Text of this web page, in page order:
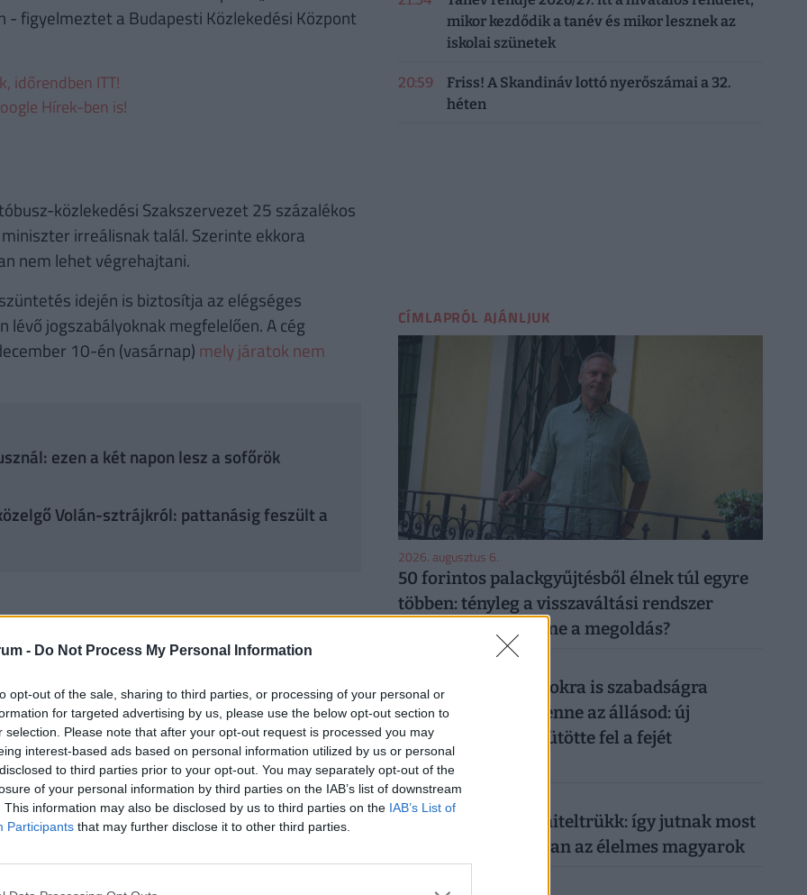
- Do Not Process My Personal Information
opt-out of the sale, sharing to third parties, or processing of your personal or
for targeted advertising by us, please use the below opt-out section to
selection. Please note that after your opt-out request is processed you may
interest-based ads based on personal information utilized by us or personal
to third parties prior to your opt-out. You may separately opt-out of the
of your personal information by third parties on the IAB’s list of downstream
This information may also be disclosed by us to third parties on the IAB’s List of
Participants that may further disclose it to other third parties.
figyelmeztet a Budapesti Közlekedési Központ
időrendben ITT!
Hírek-ben is!
közlekedési Szakszervezet 25 százalékos
irreálisnak talál. Szerinte ekkora
nem lehet végrehajtani.
idején is biztosítja az elégséges
jogszabályoknak megfelelően. A cég
10-én (vasárnap) mely járatok nem
ezen a két napon lesz a sofőrök
Volán-sztrájkról: pattanásig feszült a
mikor kezdődik a tanév és mikor lesznek az
iskolai szünetek
20:59
Friss! A Skandináv lottó nyerőszámai a 32.
héten
CÍMLAPRÓL AJÁNLJUK
2026. augusztus 6.
50 forintos palackgyűjtésből élnek túl egyre
többen: tényleg a visszaváltási rendszer
megszüntetése lenne a megoldás?
Így mehetsz hónapokra is szabadságra
anélkül, hogy rámenne az állásod: új
munkahelyi fogás ütötte fel a fejét
Magyarországon
2026. augusztus 5.
Működik a legális hiteltrükk: így jutnak most
milliókhoz olcsóbban az élelmes magyarok